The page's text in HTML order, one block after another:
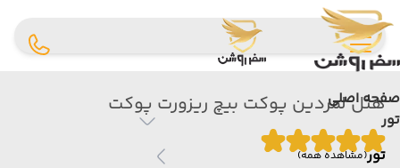
صفحه اصلی
تور
تور(مشاهده همه)
هتل لمردین پوکت بیچ ریزورت پوکت